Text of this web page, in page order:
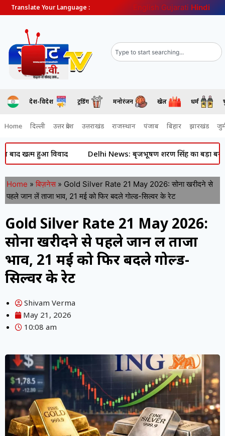
Translate Your Language : English Gujarati Hindi
देश-विदेश ट्रेंडिंग मनोरंजन खेल धर्म
Home दिल्ली उत्तर प्रदेश उत्तराखंड राजस्थान पंजाब बिहार झारखंड
हुआ विवाद Delhi News: बृजभूषण शरण सिंह का बड़ा बयान-
Home » बिज़नेस » Gold Silver Rate 21 May 2026: सोना खरीदने से
पहले जान लें ताजा भाव, 21 मई को फिर बदले गोल्ड-सिल्वर के रेट
Gold Silver Rate 21 May 2026:
सोना खरीदने से पहले जान लें ताजा
भाव, 21 मई को फिर बदले गोल्ड-
सिल्वर के रेट
Shivam Verma
May 21, 2026
10:08 am